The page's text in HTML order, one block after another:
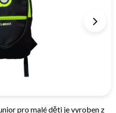
pro malé děti je vyroben z